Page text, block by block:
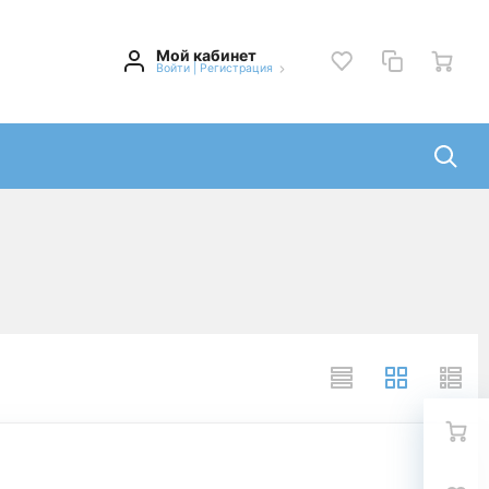
Мой кабинет
Войти Регистрация